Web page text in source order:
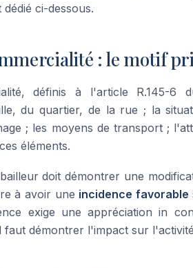
ci-dessous.
: le motif
définis à l'article R.145-6
du quartier, de la rue ; la
; les moyens de transport ;
éléments.
doit démontrer une
à avoir une incidence favorable
exige une appréciation in
démontrer l'impact sur